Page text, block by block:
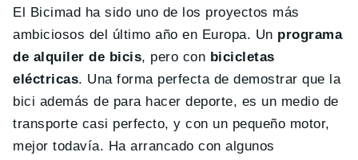
El Bicimad ha sido uno de los proyectos más
ambiciosos del último año en Europa. Un programa
de alquiler de bicis, pero con bicicletas
eléctricas. Una forma perfecta de demostrar que la
bici además de para hacer deporte, es un medio de
transporte casi perfecto, y con un pequeño motor,
mejor todavía. Ha arrancado con algunos